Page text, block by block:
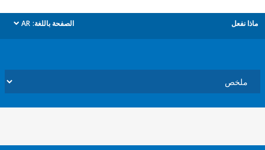
الصفحة باللغة: AR
dropdown